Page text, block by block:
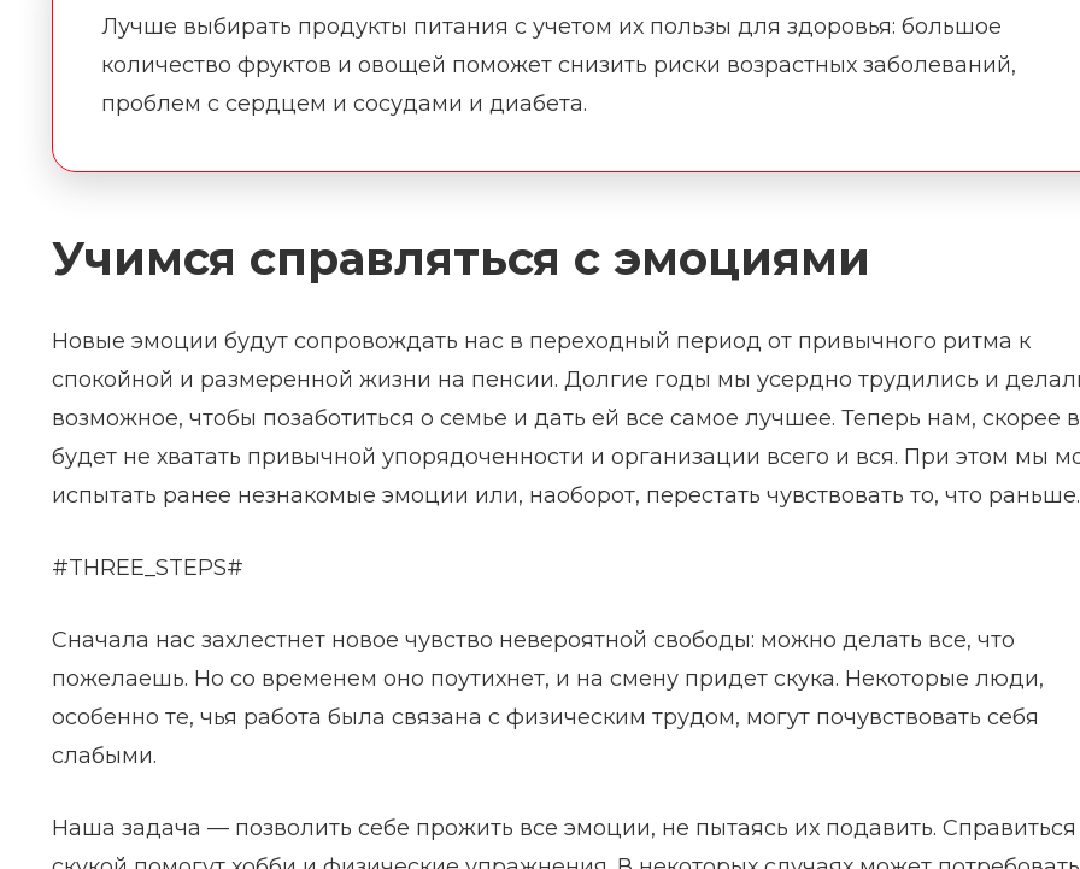
Лучше выбирать продукты питания с учетом их пользы для здоровья: большое
количество фруктов и овощей поможет снизить риски возрастных заболеваний,
проблем с сердцем и сосудами и диабета.
Учимся справляться с эмоциями
Новые эмоции будут сопровождать нас в переходный период от привычного ритма к
спокойной и размеренной жизни на пенсии. Долгие годы мы усердно трудились и
возможное, чтобы позаботиться о семье и дать ей все самое лучшее. Теперь нам, скорее
будет не хватать привычной упорядоченности и организации всего и вся. При этом мы
испытать ранее незнакомые эмоции или, наоборот, перестать чувствовать то, что раньше.
#THREE_STEPS#
Сначала нас захлестнет новое чувство невероятной свободы: можно делать все, что
пожелаешь. Но со временем оно поутихнет, и на смену придет скука. Некоторые люди,
особенно те, чья работа была связана с физическим трудом, могут почувствовать себя
слабыми.
Наша задача — позволить себе прожить все эмоции, не пытаясь их подавить. Справиться